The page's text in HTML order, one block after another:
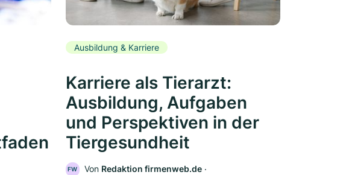
Ausbildung & Karriere
Karriere als Tierarzt:
Ausbildung, Aufgaben
und Perspektiven in der
Tiergesundheit
FW Von Redaktion firmenweb.de‧